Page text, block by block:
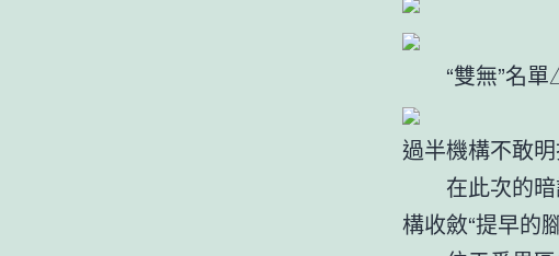
“雙無”名
過半機構不敢
在此次的暗
構收斂“提早的